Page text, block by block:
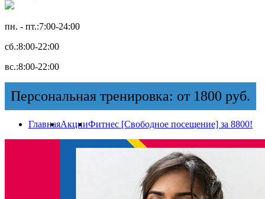
пн. - пт.:7:00-24:00
сб.:8:00-22:00
вс.:8:00-22:00
Персональная тренировка: от 1800 руб.
ГлавнаяАкцииФитнес [Свободное посещение] за 8800!